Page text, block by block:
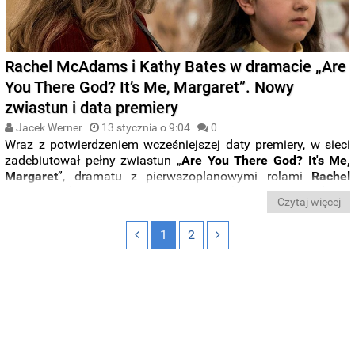
Rachel McAdams i Kathy Bates w dramacie „Are
You There God? It’s Me, Margaret”. Nowy
zwiastun i data premiery
Jacek Werner 13 stycznia o 9:04 0
Wraz z potwierdzeniem wcześniejszej daty premiery, w sieci
zadebiutował pełny zwiastun „Are You There God? It's Me,
Margaret”, dramatu z pierwszoplanowymi rolami Rachel
Kathy Bates(„The
Czytaj więcej
1 2